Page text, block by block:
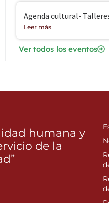
Agenda cultural-
Leer más
Ver todos los eventos
humana y
de la